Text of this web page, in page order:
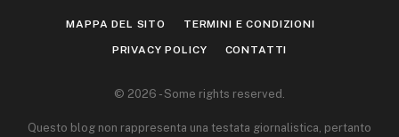
MAPPA DEL SITO TERMINI E CONDIZIONI
PRIVACY POLICY CONTATTI
© 2026 - Some rights reserved.
Questo blog non rappresenta una testata giornalistica, pertanto